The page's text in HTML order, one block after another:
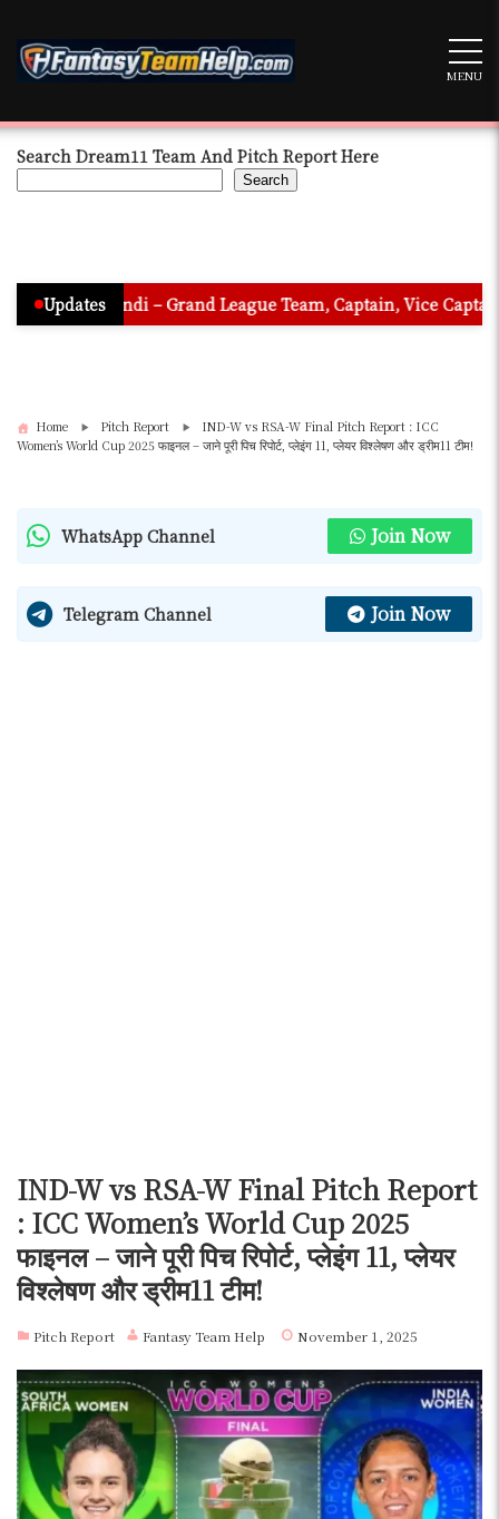
content
MENU
Search Dream11 Team And Pitch Report Here
Search
Updates
– Grand League Team, Captain, Vice Captain & Must
Home Pitch Report
IND-W vs RSA-W Final Pitch Report : ICC
Women’s World Cup 2025 फाइनल – जाने पूरी पिच रिपोर्ट, प्लेइंग 11, प्लेयर विश्लेषण और ड्रीम11 टीम!
WhatsApp Channel Join Now
Telegram Channel Join Now
IND-W vs RSA-W Final Pitch Report
: ICC Women’s World Cup 2025
फाइनल – जाने पूरी पिच रिपोर्ट, प्लेइंग 11, प्लेयर
विश्लेषण और ड्रीम11 टीम!
Pitch Report Fantasy Team Help November 1, 2025